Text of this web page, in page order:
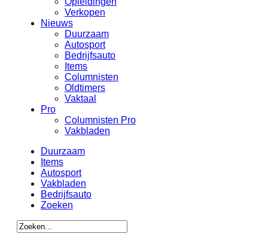
Verkopen
Nieuws
Duurzaam
Autosport
Bedrijfsauto
Items
Columnisten
Oldtimers
Vaktaal
Pro
Columnisten Pro
Vakbladen
Duurzaam
Items
Autosport
Vakbladen
Bedrijfsauto
Zoeken